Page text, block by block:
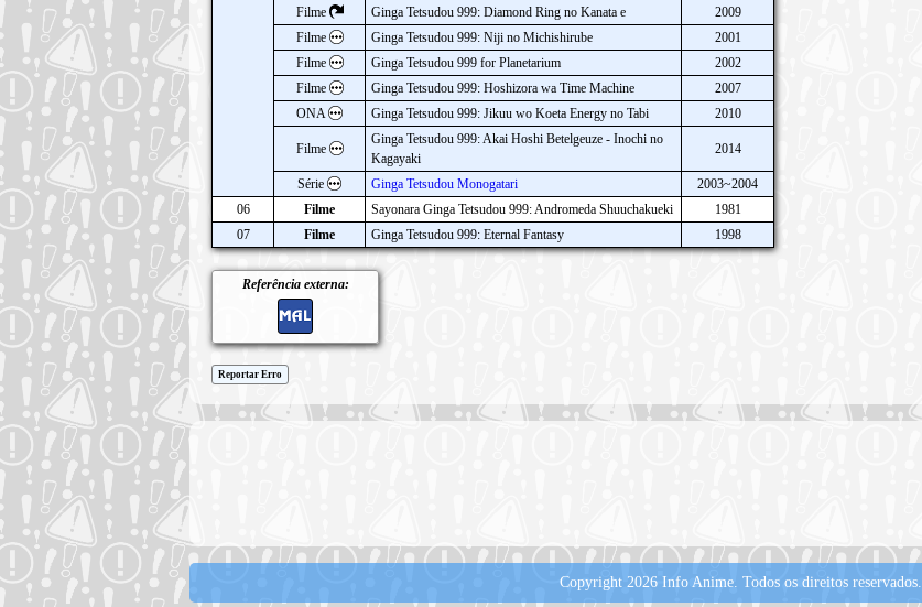
Filme
Ginga Tetsudou 999: Diamond Ring no Kanata e
2009
Filme
Ginga Tetsudou 999: Niji no Michishirube
2001
Filme
Ginga Tetsudou 999 for Planetarium
2002
Filme
Ginga Tetsudou 999: Hoshizora wa Time Machine
2007
ONA
Ginga Tetsudou 999: Jikuu wo Koeta Energy no Tabi 2010
Filme
Ginga Tetsudou 999: Akai Hoshi Betelgeuze - Inochi no
Kagayaki
2014
Série Ginga Tetsudou Monogatari
2003~2004
06
Filme Sayonara Ginga Tetsudou 999: Andromeda Shuuchakueki
1981
07
Filme Ginga Tetsudou 999: Eternal Fantasy 1998
Referência externa:
Reportar Erro
Copyright 2026 Info Anime. Todos os direitos reservados.